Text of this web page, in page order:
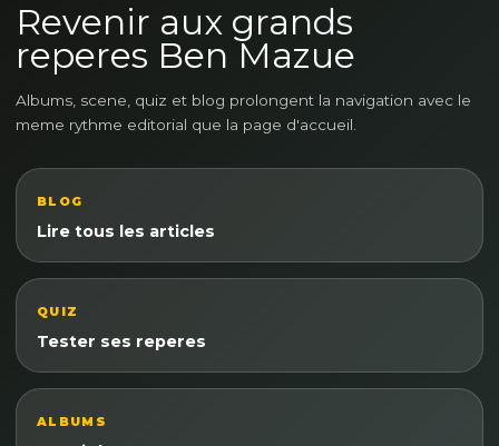
Revenir aux grands
reperes Ben Mazue
Albums, scene, quiz et blog prolongent la navigation avec le
meme rythme editorial que la page d'accueil.
BLOG
Lire tous les articles
QUIZ
Tester ses reperes
ALBUMS